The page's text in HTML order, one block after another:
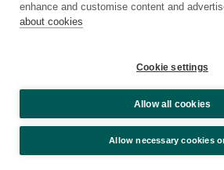
enhance and customise content and
about cookies
Cookie settings
Allow all cookies
Allow necessary cookies